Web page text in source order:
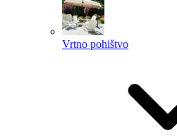
Vrtno pohištvo